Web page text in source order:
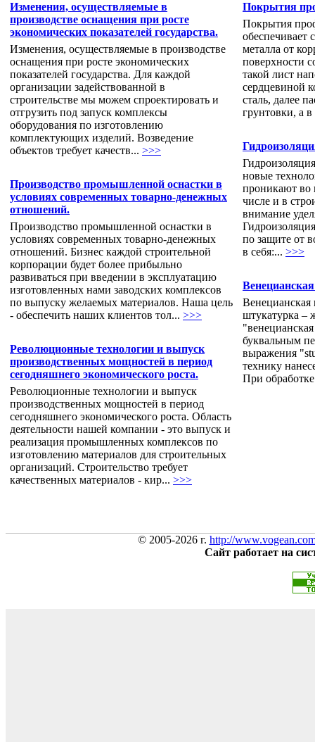
Изменения, осуществляемые в
производстве оснащения при росте
экономических показателей государства.
Изменения, осуществляемые в производстве
оснащения при росте экономических
показателей государства. Для каждой
организации задействованной в
строительстве мы можем спроектировать и
отгрузить под запуск комплексы
оборудования по изготовлению
комплектующих изделий. Возведение
объектов требует качеств... >>>
Производство промышленной оснастки в
условиях современных товарно-денежных
отношений.
Производство промышленной оснастки в
условиях современных товарно-денежных
отношений. Бизнес каждой строительной
корпорации будет более прибыльно
развиваться при введении в эксплуатацию
изготовленных нами заводских комплексов
по выпуску желаемых материалов. Наша цель
- обеспечить наших клиентов тол... >>>
Революционные технологии и выпуск
производственных мощностей в период
сегодняшнего экономического роста.
Революционные технологии и выпуск
производственных мощностей в период
сегодняшнего экономического роста. Область
деятельности нашей компании - это выпуск и
реализация промышленных комплексов по
изготовлению материалов для строительных
организаций. Строительство требует
качественных материалов - кир... >>>
Покрытия
Покрытия
обеспечивает
металла от
поверхности
такой лист
сердцевиной
сталь, далее
грунтовки, а
новые
проникают во
числе и в
внимание
по защите от
в себя:... >>>
Венецианская
штукатурка –
буквальным
выражения
технику
При
© 2005-2026 г. http://
Сайт работает на